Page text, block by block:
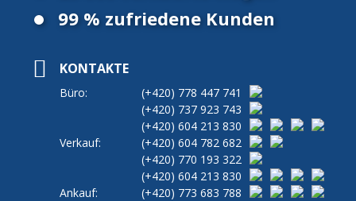
99 % zufriedene Kunden
KONTAKTE
Büro: (+420) 778 447 741
(+420) 737 923 743
(+420) 604 213 830
Verkauf:
(+420) 604 782 682
(+420) 770 193 322
(+420) 604 213 830
Ankauf:
(+420) 773 683 788